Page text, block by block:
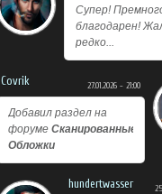
Супер!
благодарен!
редко...
Covrik 27.01.2026 - 21:00
Добавил раздел на
форуме Сканированные
Обложки
hundertwasser